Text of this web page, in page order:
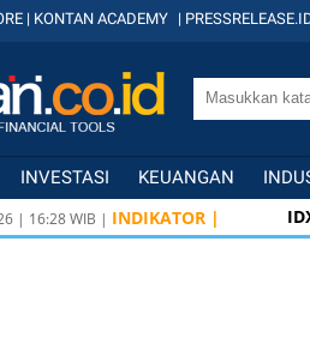
| KONTAN ACADEMY |
INVESTASI KEUANGAN
| 16:28WIB | INDIKATOR |